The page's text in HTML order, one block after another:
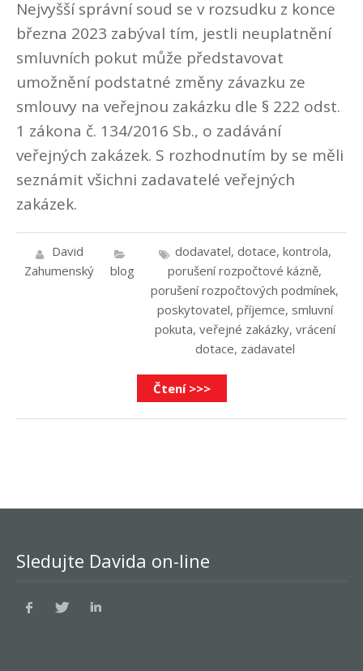
Nejvyšší správní soud se v rozsudku z konce
března 2023 zabýval tím, jestli neuplatnění
smluvních pokut může představovat
umožnění podstatné změny závazku ze
smlouvy na veřejnou zakázku dle § 222 odst.
1 zákona č. 134/2016 Sb., o zadávání
veřejných zakázek. S rozhodnutím by se měli
seznámit všichni zadavatelé veřejných
zakázek.
David
Zahumenský
blog
dodavatel, dotace, kontrola,
porušení rozpočtové kázně,
porušení rozpočtových podmínek,
poskytovatel, příjemce, smluvní
pokuta, veřejné zakázky, vrácení
dotace, zadavatel
Čtení >>>
Sledujte Davida on-line